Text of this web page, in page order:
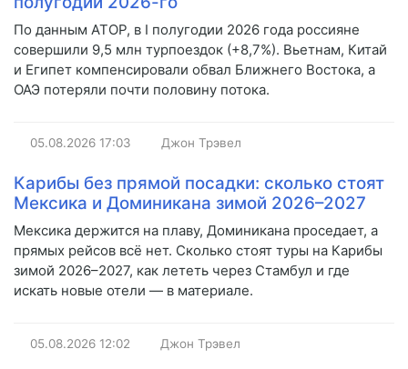
По данным АТОР, в I полугодии 2026 года россияне
совершили 9,5 млн турпоездок (+8,7%). Вьетнам, Китай
и Египет компенсировали обвал Ближнего Востока, а
ОАЭ потеряли почти половину потока.
05.08.2026 17:03 Джон Трэвел
Карибы без прямой посадки: сколько стоят
Мексика и Доминикана зимой 2026–2027
Мексика держится на плаву, Доминикана проседает, а
прямых рейсов всё нет. Сколько стоят туры на Карибы
зимой 2026–2027, как лететь через Стамбул и где
искать новые отели — в материале.
05.08.2026 12:02 Джон Трэвел